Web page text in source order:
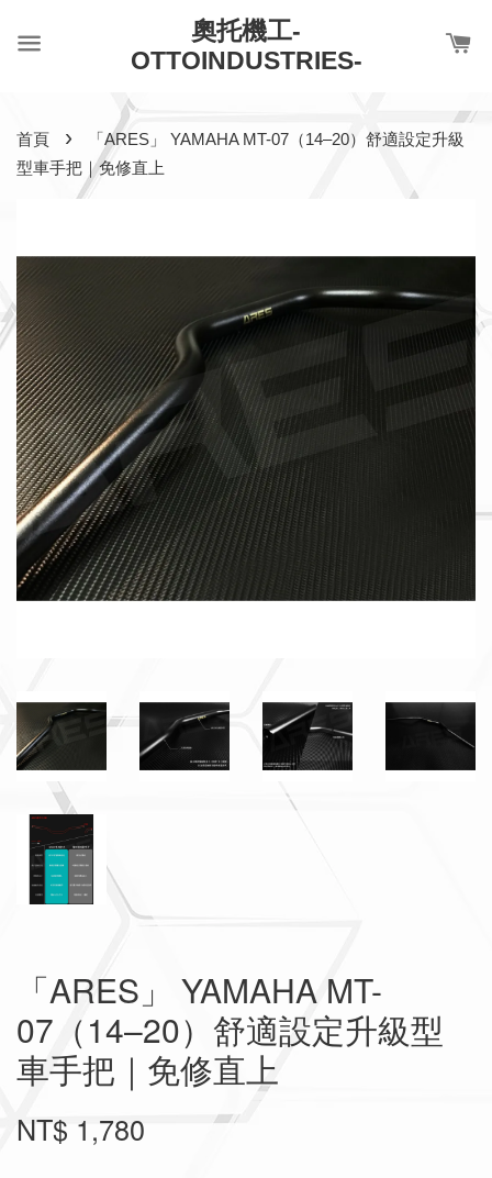
奧托機工-
OTTOINDUSTRIES-
首頁 ›
「ARES」 YAMAHA MT-07（14–20）舒適設定升級
型車手把｜免修直上
「ARES」 YAMAHA MT-
07（14–20）舒適設定升級型
車手把｜免修直上
NT$ 1,780